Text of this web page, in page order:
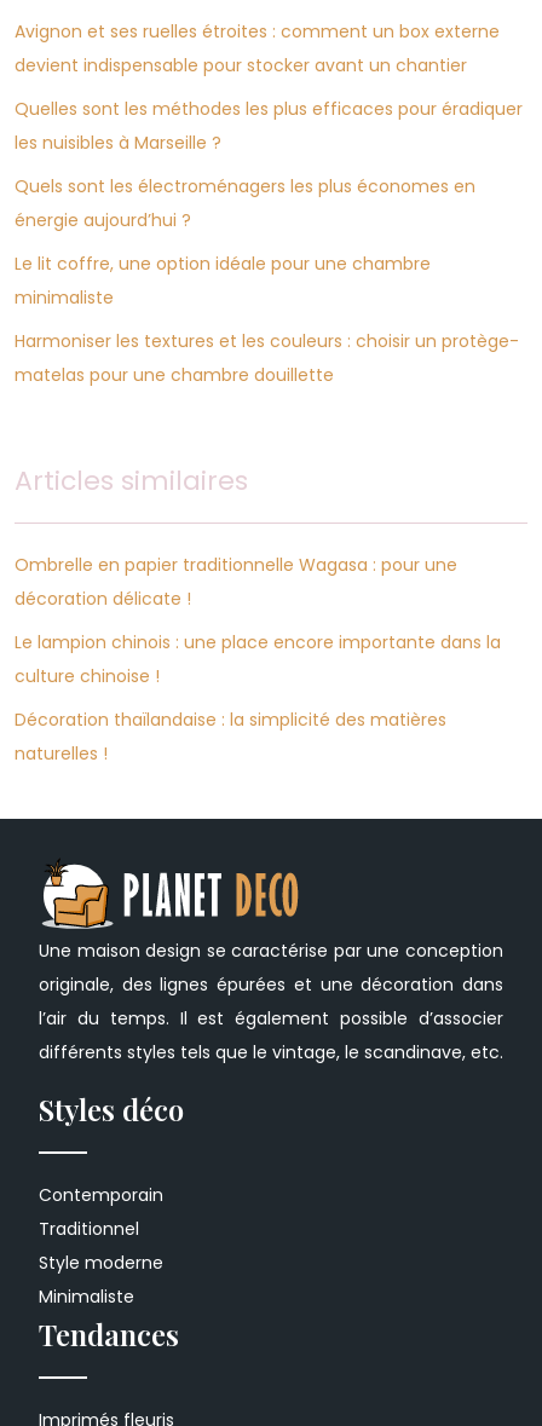
Avignon et ses ruelles étroites : comment un box externe
devient indispensable pour stocker avant un chantier
Quelles sont les méthodes les plus efficaces pour éradiquer
les nuisibles à Marseille ?
Quels sont les électroménagers les plus économes en
énergie aujourd’hui ?
Le lit coffre, une option idéale pour une chambre
minimaliste
Harmoniser les textures et les couleurs : choisir un protège-
matelas pour une chambre douillette
Articles similaires
Ombrelle en papier traditionnelle Wagasa : pour une
décoration délicate !
Le lampion chinois : une place encore importante dans la
culture chinoise !
Décoration thaïlandaise : la simplicité des matières
naturelles !
Une maison design se caractérise par une conception
originale, des lignes épurées et une décoration dans
l’air du temps. Il est également possible d’associer
différents styles tels que le vintage, le scandinave, etc.
Styles déco
Contemporain
Traditionnel
Style moderne
Minimaliste
Tendances
Imprimés fleuris